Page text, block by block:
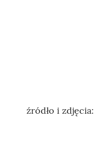
źródło i zdjęcia: